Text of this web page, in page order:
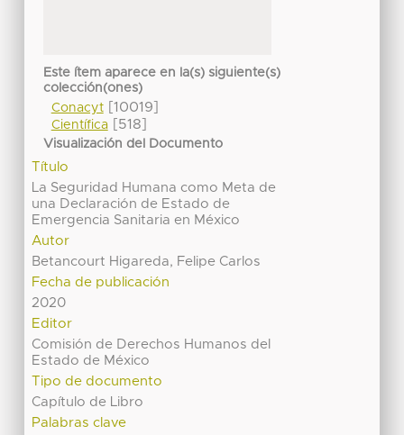
Este ítem aparece en la(s) siguiente(s)
colección(ones)
Conacyt[10019]
Científica[518]
Visualización del Documento
Título
La Seguridad Humana como Meta de
una Declaración de Estado de
Emergencia Sanitaria en México
Autor
Betancourt Higareda, Felipe Carlos
Fecha de publicación
2020
Editor
Comisión de Derechos Humanos del
Estado de México
Tipo de documento
Capítulo de Libro
Palabras clave